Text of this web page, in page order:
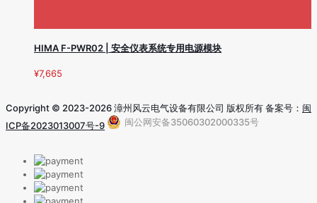
HIMA F-PWR02 | 安全仪表系统专用电源模块
¥7,665
Copyright © 2023-2026 漳州风云电气设备有限公司 版权所有 备案号： 闽
ICP备2023013007号-9
闽公网安备35060302000335号